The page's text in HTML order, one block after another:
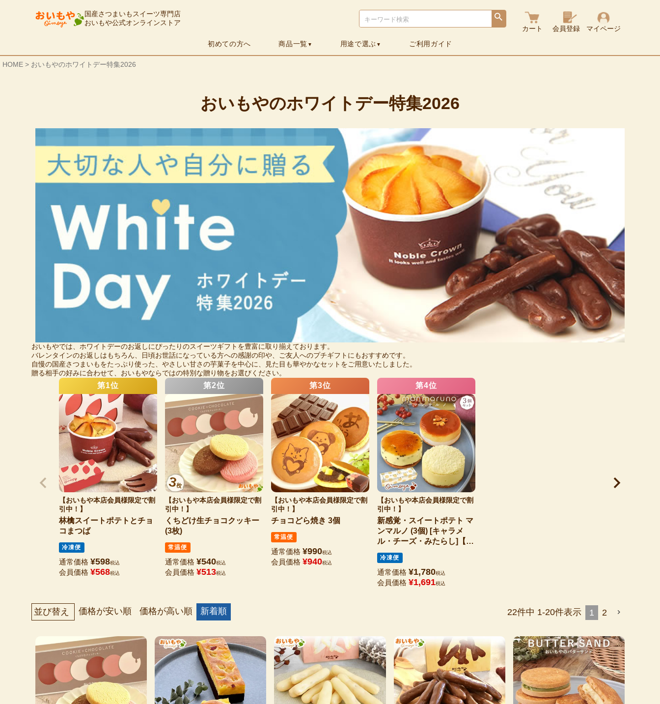
国産さつまいもスイーツ専門店
おいもや公式オンラインストア
カート 会員登録
マイページ
初めての方へ
商品一覧 ▼ 用途で選ぶ ▼ ご利用ガイド
HOME おいもやのホワイトデー特集2026
おいもやのホワイトデー特集2026
おいもやでは、ホワイトデーのお返しにぴったりのスイーツギフトを豊富に取り揃えております。
バレンタインのお返しはもちろん、日頃お世話になっている方への感謝の印や、ご友人へのプチギフトにもおすすめです。
自慢の国産さつまいもをたっぷり使った、やさしい甘さの芋菓子を中心に、見た目も華やかなセットをご用意いたしました。
贈る相手の好みに合わせて、おいもやならではの特別な贈り物をお選びください。
【おいもや本店会員様限定で割
引中！】
林檎スイートポテトとチョ
コまつば
冷凍便
通常価格 ¥598税込
会員価格 ¥568税込
【おいもや本店会員様限定で割
引中！】
くちどけ生チョコクッキー
(3枚)
常温便
通常価格 ¥540税込
会員価格 ¥513税込
【おいもや本店会員様限定で割
引中！】
チョコどら焼き 3個
常温便
通常価格 ¥990税込
会員価格 ¥940税込
【おいもや本店会員様限定で割
引中！】
新感覚・スイートポテト マ
ンマルノ (3個) [キャラメ
ル・チーズ・みたらし]【ギ
フト/バレンタイン/ホワイト
デー】
冷凍便
通常価格 ¥1,780税込
会員価格 ¥1,691税込
並び替え 価格が安い順 価格が高い順 新着順 22件中 1-20件表示 1 2